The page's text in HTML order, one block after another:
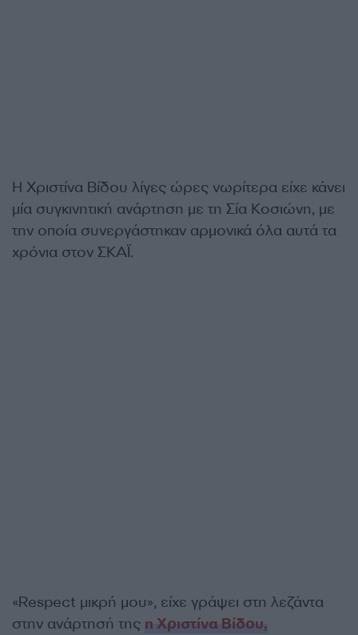
Η Χριστίνα Βίδου λίγες ώρες νωρίτερα είχε κάνει
μία συγκινητική ανάρτηση με τη Σία Κοσιώνη, με
την οποία συνεργάστηκαν αρμονικά όλα αυτά τα
χρόνια στον ΣΚΑΪ.
«Respect μικρή μου», είχε γράψει στη λεζάντα
στην ανάρτησή της η Χριστίνα Βίδου,